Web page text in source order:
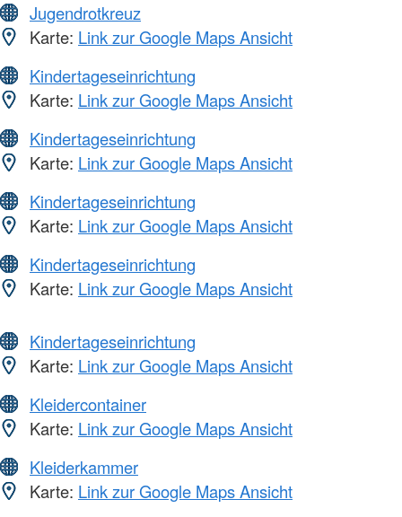
Jugendrotkreuz
Karte: Link zur Google Maps Ansicht
Kindertageseinrichtung
Karte: Link zur Google Maps Ansicht
Kindertageseinrichtung
Karte: Link zur Google Maps Ansicht
Kindertageseinrichtung
Karte: Link zur Google Maps Ansicht
Kindertageseinrichtung
Karte: Link zur Google Maps Ansicht
Kindertageseinrichtung
Karte: Link zur Google Maps Ansicht
Kleidercontainer
Karte: Link zur Google Maps Ansicht
Kleiderkammer
Karte: Link zur Google Maps Ansicht